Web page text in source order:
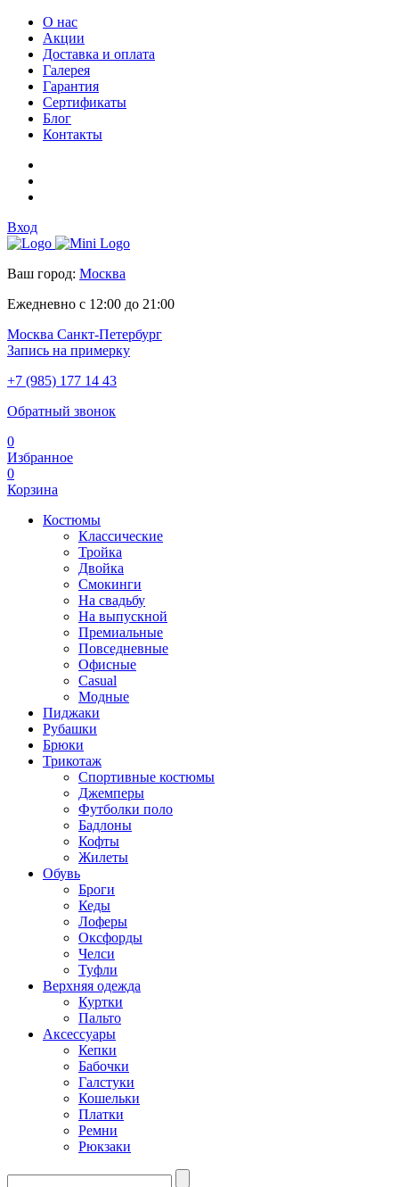
О нас
Акции
Доставка и оплата
Галерея
Гарантия
Сертификаты
Блог
Контакты
Вход
Ваш город: Москва
Ежедневно с 12:00 до 21:00
Москва Санкт-Петербург
Запись на примерку
+7 (985) 177 14 43
Обратный звонок
0
Избранное
0
Корзина
Костюмы
Классические
Тройка
Двойка
Смокинги
На свадьбу
На выпускной
Премиальные
Повседневные
Офисные
Casual
Модные
Пиджаки
Рубашки
Брюки
Трикотаж
Спортивные костюмы
Джемперы
Футболки поло
Бадлоны
Кофты
Жилеты
Обувь
Броги
Кеды
Лоферы
Оксфорды
Челси
Туфли
Верхняя одежда
Куртки
Пальто
Аксессуары
Кепки
Бабочки
Галстуки
Кошельки
Платки
Ремни
Рюкзаки